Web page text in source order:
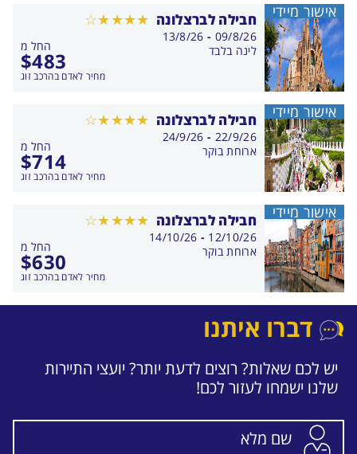
חבילה לברצלונה
החל מ
$483
מחיר לאדם בהרכב זוג
בין
התאריכים,
09/8/26
-
13/8/26
לינה בלבד
אישור מיידי
חבילה לברצלונה
החל מ
$714
מחיר לאדם בהרכב זוג
בין
התאריכים,
22/9/26
-
24/9/26
ארוחת בוקר
אישור מיידי
חבילה לברצלונה
החל מ
$630
מחיר לאדם בהרכב זוג
בין
התאריכים,
12/10/26
-
14/10/26
ארוחת בוקר
אישור מיידי
דברו איתנו
יש לכם שאלות? רוצים לדעת יותר? יועצי התיירות
שלנו ישמחו לעזור לכם!